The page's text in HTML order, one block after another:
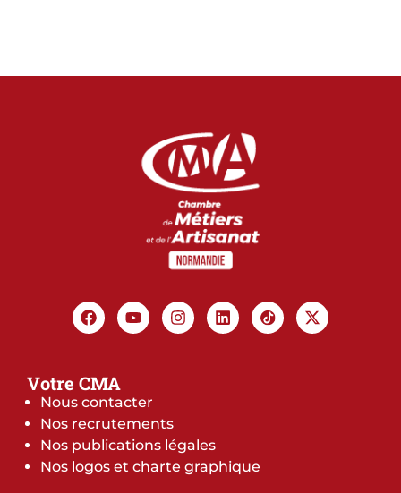
Votre CMA
Nous contacter
Nos recrutements
Nos publications légales
Nos logos et charte graphique